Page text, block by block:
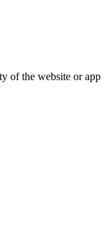
of the website or app